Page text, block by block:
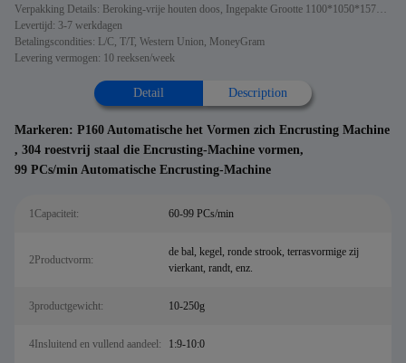
Verpakking Details: Beroking-vrije houten doos, Ingepakte Grootte 1100*1050*1570MM
Levertijd: 3-7 werkdagen
Betalingscondities: L/C, T/T, Western Union, MoneyGram
Levering vermogen: 10 reeksen/week
Detail Description
Markeren: P160 Automatische het Vormen zich Encrusting Machine
, 304 roestvrij staal die Encrusting-Machine vormen,
99 PCs/min Automatische Encrusting-Machine
1Capaciteit: 60-99 PCs/min
2Productvorm:
de bal, kegel, ronde strook, terrasvormige zij
vierkant, randt, enz.
3productgewicht: 10-250g
4Insluitend en vullend aandeel: 1:9-10:0